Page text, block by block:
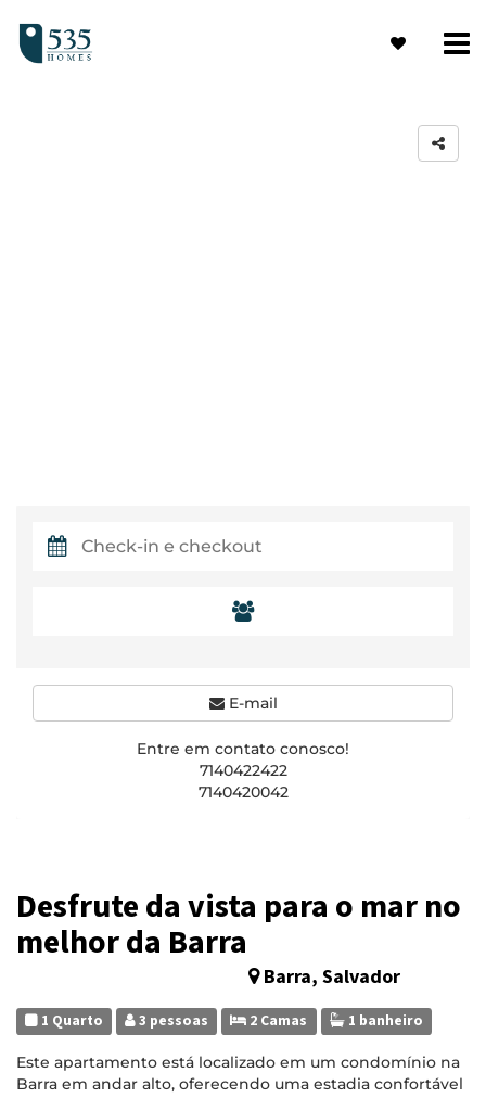
Desfrute da vista para o mar no
melhor da Barra
Barra, Salvador
1 Quarto 3 pessoas 2 Camas 1 banheiro
Este apartamento está localizado em um condomínio na
Barra em andar alto, oferecendo uma estadia confortável
E-mail
Entre em contato conosco!
7140422422
7140420042